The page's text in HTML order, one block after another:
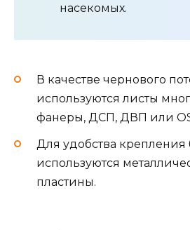
насекомых.
В качестве чернового
используются листы
фанеры, ДСП, ДВП или
Для удобства крепления
используются
пластины.